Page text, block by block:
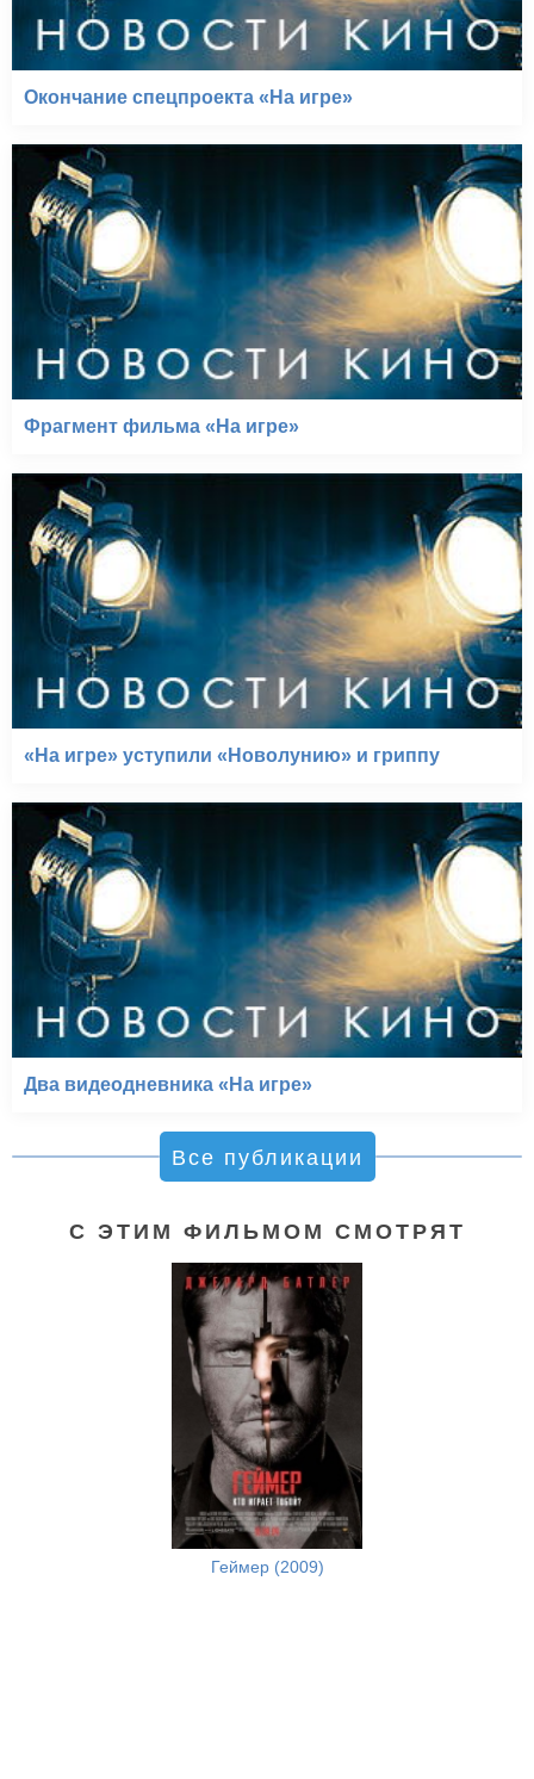
Окончание спецпроекта «На игре»
Фрагмент фильма «На игре»
«На игре» уступили «Новолунию» и гриппу
Два видеодневника «На игре»
Все публикации
С ЭТИМ ФИЛЬМОМ СМОТРЯТ
Геймер (2009)